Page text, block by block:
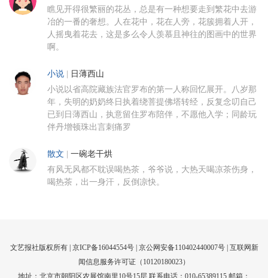
瞧见开得很繁丽的花丛，总是有一种想要走到繁花中去游
冶的一番的奢想。人在花中，花在人旁，花簇拥着人开，
人摇曳着花去，这是多么令人羡慕且神往的图画中的世界
啊。
小说 日薄西山
小说以省高院藏族法官罗布的第一人称回忆展开。八岁那
年，失明的奶奶终日执着绕菩提佛塔转经，反复念叨自己
已到日薄西山，执意留住罗布陪伴，不愿他入学；同龄玩
伴丹增顿珠出言刺痛罗
散文 一碗老干烘
有风无风都不耽误喝热茶，爷爷说，大热天喝凉茶伤身，
喝热茶，出一身汗，反倒凉快。
文艺报社版权所有 | 京ICP备16044554号| 京公网安备110402440007号 | 互联网新
闻信息服务许可证（10120180023）
地址：北京市朝阳区农展馆南里10号15层 联系电话：010-65389115 邮箱：